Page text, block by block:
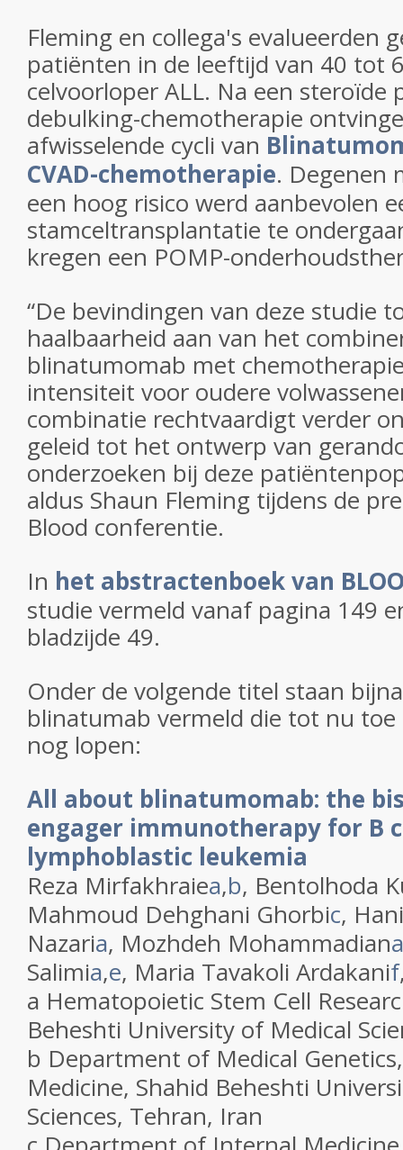
Fleming en collega's evalueerden
patiënten in de leeftijd van 40 tot
celvoorloper ALL. Na een steroïde
debulking-chemotherapie
afwisselende cycli van
CVAD-chemotherapie. Degenen
een hoog risico werd aanbevolen
stamceltransplantatie te
kregen een POMP-
“De bevindingen van deze studie
haalbaarheid aan van het
blinatumomab met
intensiteit voor oudere
combinatie rechtvaardigt verder
geleid tot het ontwerp van
onderzoeken bij deze
aldus Shaun Fleming tijdens de
Blood conferentie.
In het abstractenboek van
studie vermeld vanaf pagina 149
bladzijde 49.
Onder de volgende titel staan
blinatumab vermeld die tot nu
nog lopen:
All about blinatumomab: the
engager immunotherapy for B
lymphoblastic leukemia
Reza Mirfakhraiea,b, Bentolhoda
Mahmoud Dehghani Ghorbic,
Nazaria, Mozhdeh Mohammadiana
Salimia,e, Maria Tavakoli Ardakanif
a Hematopoietic Stem Cell
Beheshti University of Medical
b Department of Medical
Medicine, Shahid Beheshti
Sciences, Tehran, Iran